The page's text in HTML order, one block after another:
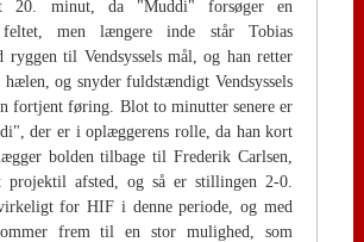
20. minut, da "Muddi" forsøger en
men længere inde står Tobias
ryggen til Vendsyssels mål, og han retter
og snyder fuldstændigt Vendsyssels
fortjent føring. Blot to minutter senere er
der er i oplæggerens rolle, da han kort
bolden tilbage til Frederik Carlsen,
projektil afsted, og så er stillingen 2-0.
for HIF i denne periode, og med
frem til en stor mulighed, som